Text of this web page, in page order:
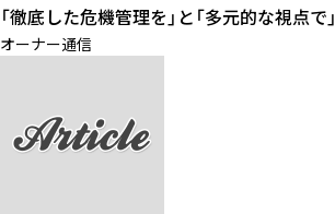
「徹底した危機管理を」と「多元的な視点で」
オーナー通信